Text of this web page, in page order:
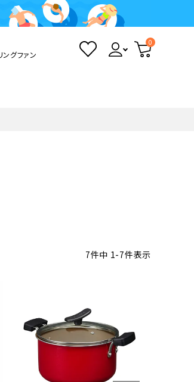
ングファン
0
ディスプレイ
7件中 1-7件表示